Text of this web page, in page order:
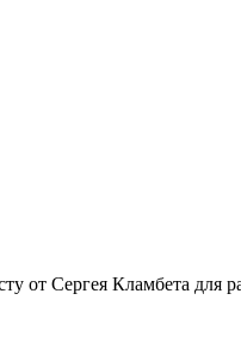
от Сергея Кламбета для